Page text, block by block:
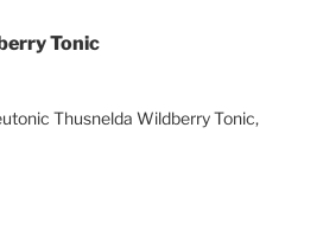
Tonic
Thusnelda Wildberry Tonic,